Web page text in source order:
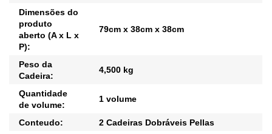
Dimensões do
produto
aberto (A x L x
P):
79cm x 38cm x 38cm
Peso da
Cadeira:
4,500 kg
Quantidade
de volume:
1 volume
Conteudo:
2 Cadeiras Dobráveis Pellas